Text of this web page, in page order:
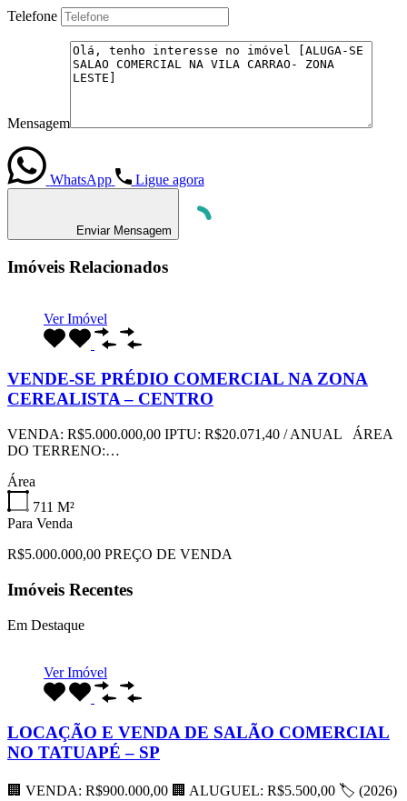
Telefone
Mensagem
WhatsApp Ligue agora
Enviar Mensagem
Imóveis Relacionados
Ver Imóvel
VENDE-SE PRÉDIO COMERCIAL NA ZONA
CEREALISTA – CENTRO
VENDA: R$5.000.000,00 IPTU: R$20.071,40 / ANUAL ÁREA
DO TERRENO:…
Área
711 M²
Para Venda
R$5.000.000,00 PREÇO DE VENDA
Imóveis Recentes
Em Destaque
Ver Imóvel
LOCAÇÃO E VENDA DE SALÃO COMERCIAL
NO TATUAPÉ – SP
🏢 VENDA: R$900.000,00 🏢 ALUGUEL: R$5.500,00 🏷 (2026)